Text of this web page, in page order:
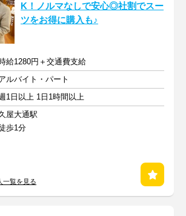
K！ノルマなしで安心◎社割でスー
ツをお得に購入も♪
給1280円＋交通費支給
ルバイト・パート
1日以上 1日1時間以上
屋大通駅
歩1分
一覧を見る